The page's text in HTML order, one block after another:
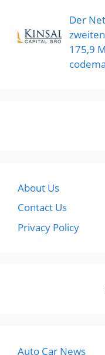
Der
175,9
About Us
Contact Us
Privacy Policy
Auto Car News